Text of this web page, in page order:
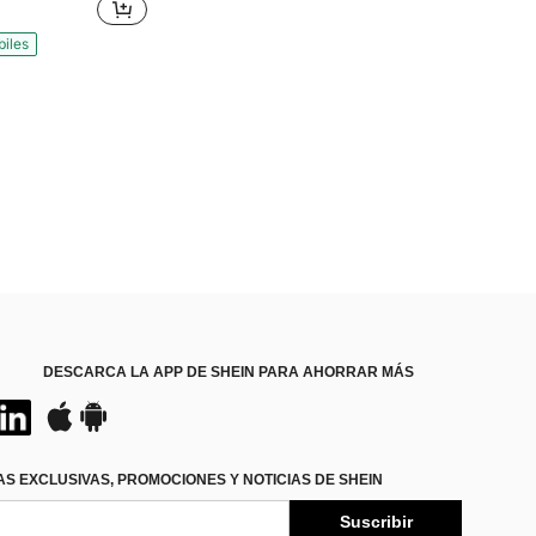
DESCARCA LA APP DE SHEIN PARA AHORRAR MÁS
EXCLUSIVAS, PROMOCIONES Y NOTICIAS DE SHEIN
Suscribir